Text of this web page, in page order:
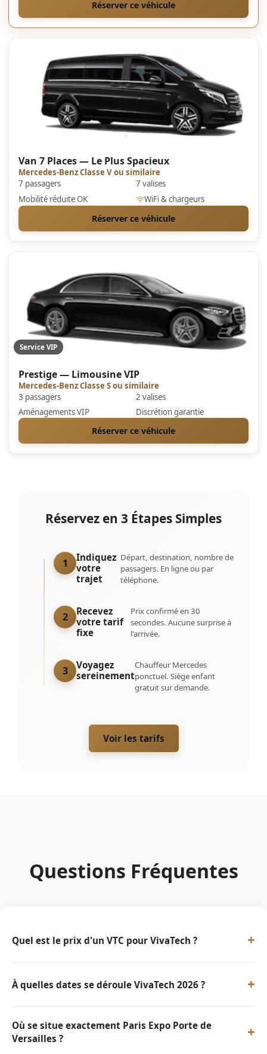
Réserver ce véhicule
Van 7 Places — Le Plus Spacieux
Mercedes-Benz Classe V ou similaire
7 passagers
7 valises
Mobilité réduite OK
WiFi & chargeurs
Réserver ce véhicule
Service VIP
Prestige — Limousine VIP
Mercedes-Benz Classe S ou similaire
3 passagers
2 valises
Aménagements VIP
Discrétion garantie
Réserver ce véhicule
Réservez en 3 Étapes Simples
1
Indiquez
votre
trajet
Départ, destination, nombre de
passagers. En ligne ou par
téléphone.
2
Recevez
votre tarif
fixe
Prix confirmé en 30
secondes. Aucune surprise à
l'arrivée.
3
Voyagez
sereinement
Chauffeur Mercedes
ponctuel. Siège enfant
gratuit sur demande.
Voir les tarifs
Questions Fréquentes
Quel est le prix d'un VTC pour VivaTech ? +
À quelles dates se déroule VivaTech 2026 ? +
Où se situe exactement Paris Expo Porte de
Versailles ?
+